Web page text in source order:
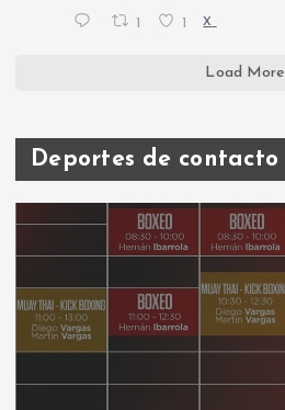
1 1 X
Load More
Deportes de contacto